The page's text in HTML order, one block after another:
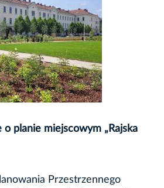
o planie miejscowym „Rajska
Przestrzennego